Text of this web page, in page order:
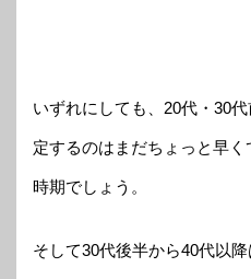
いずれにしても、20代・30
定するのはまだちょっと早く
時期でしょう。
そして30代後半から40代以